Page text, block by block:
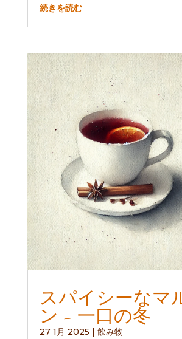
続きを読む
スパイシーなマ
ン - 一口の冬
27 1月 2025 | 飲み物